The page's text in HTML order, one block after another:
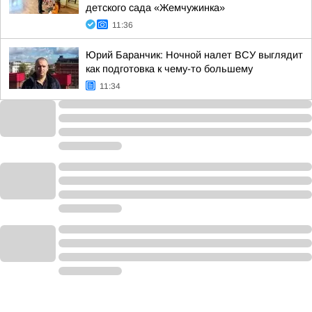
детского сада «Жемчужинка»
11:36
Юрий Баранчик: Ночной налет ВСУ выглядит
как подготовка к чему-то большему
11:34